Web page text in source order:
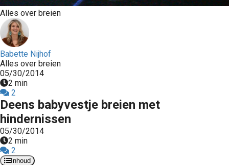
Alles over breien
Babette Nijhof
Alles over breien
05/30/2014
2 min
2
Deens babyvestje breien met
hindernissen
05/30/2014
2 min
2
Inhoud